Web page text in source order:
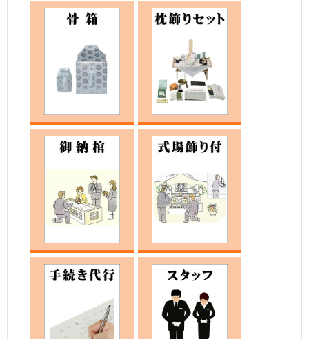
ドライアイス 死装束
骨箱 枕飾りセット
納棺の儀 式場飾付け